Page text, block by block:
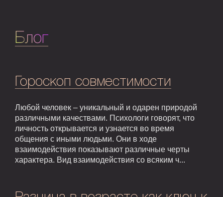
Блог
Гороскоп совместимости
Любой человек – уникальный и одарен природой
различными качествами. Психологи говорят, что
личность открывается и узнается во время
общения с иными людьми. Они в ходе
взаимодействия показывают различные черты
характера. Вид взаимодействия со всяким ч...